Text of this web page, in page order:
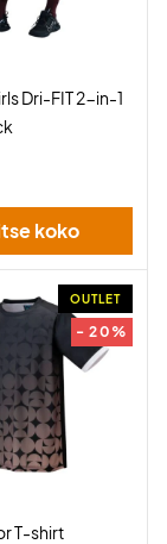
Dri-FIT 2-in-1
koko
OUTLET
- 20%
T-shirt